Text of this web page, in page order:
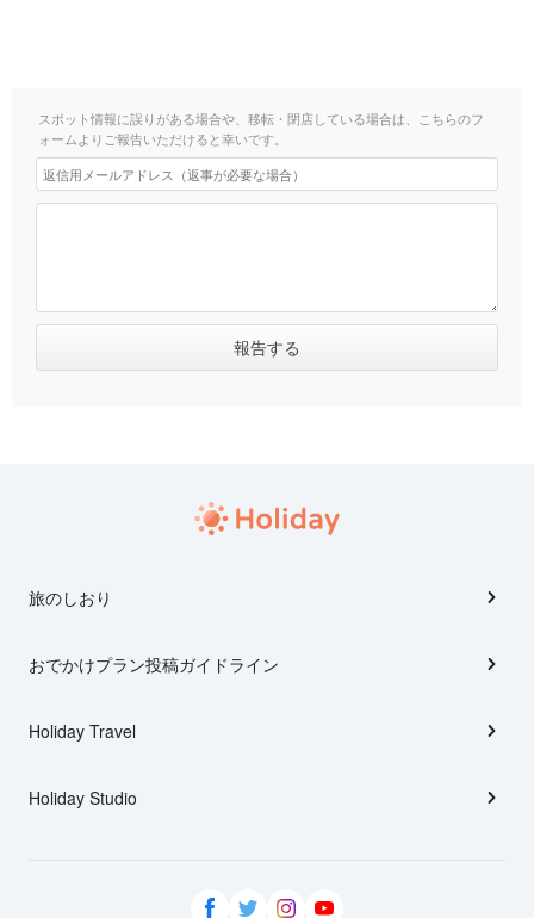
スポット情報に誤りがある場合や、移転・閉店している場合は、こちらのフ
ォームよりご報告いただけると幸いです。
旅のしおり
おでかけプラン投稿ガイドライン
Holiday Travel
Holiday Studio